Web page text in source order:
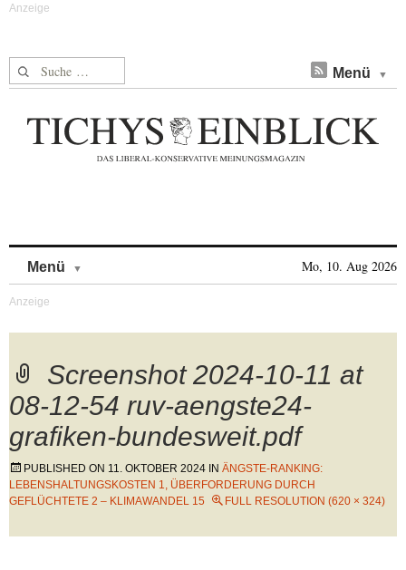
Suche nach: Menü
Menü Mo, 10. Aug 2026
Screenshot 2024-10-11 at
08-12-54 ruv-aengste24-
grafiken-bundesweit.pdf
PUBLISHED ON 11. OKTOBER 2024 IN ÄNGSTE-RANKING:
LEBENSHALTUNGSKOSTEN 1, ÜBERFORDERUNG DURCH
GEFLÜCHTETE 2 – KLIMAWANDEL 15
FULL RESOLUTION (620 × 324)